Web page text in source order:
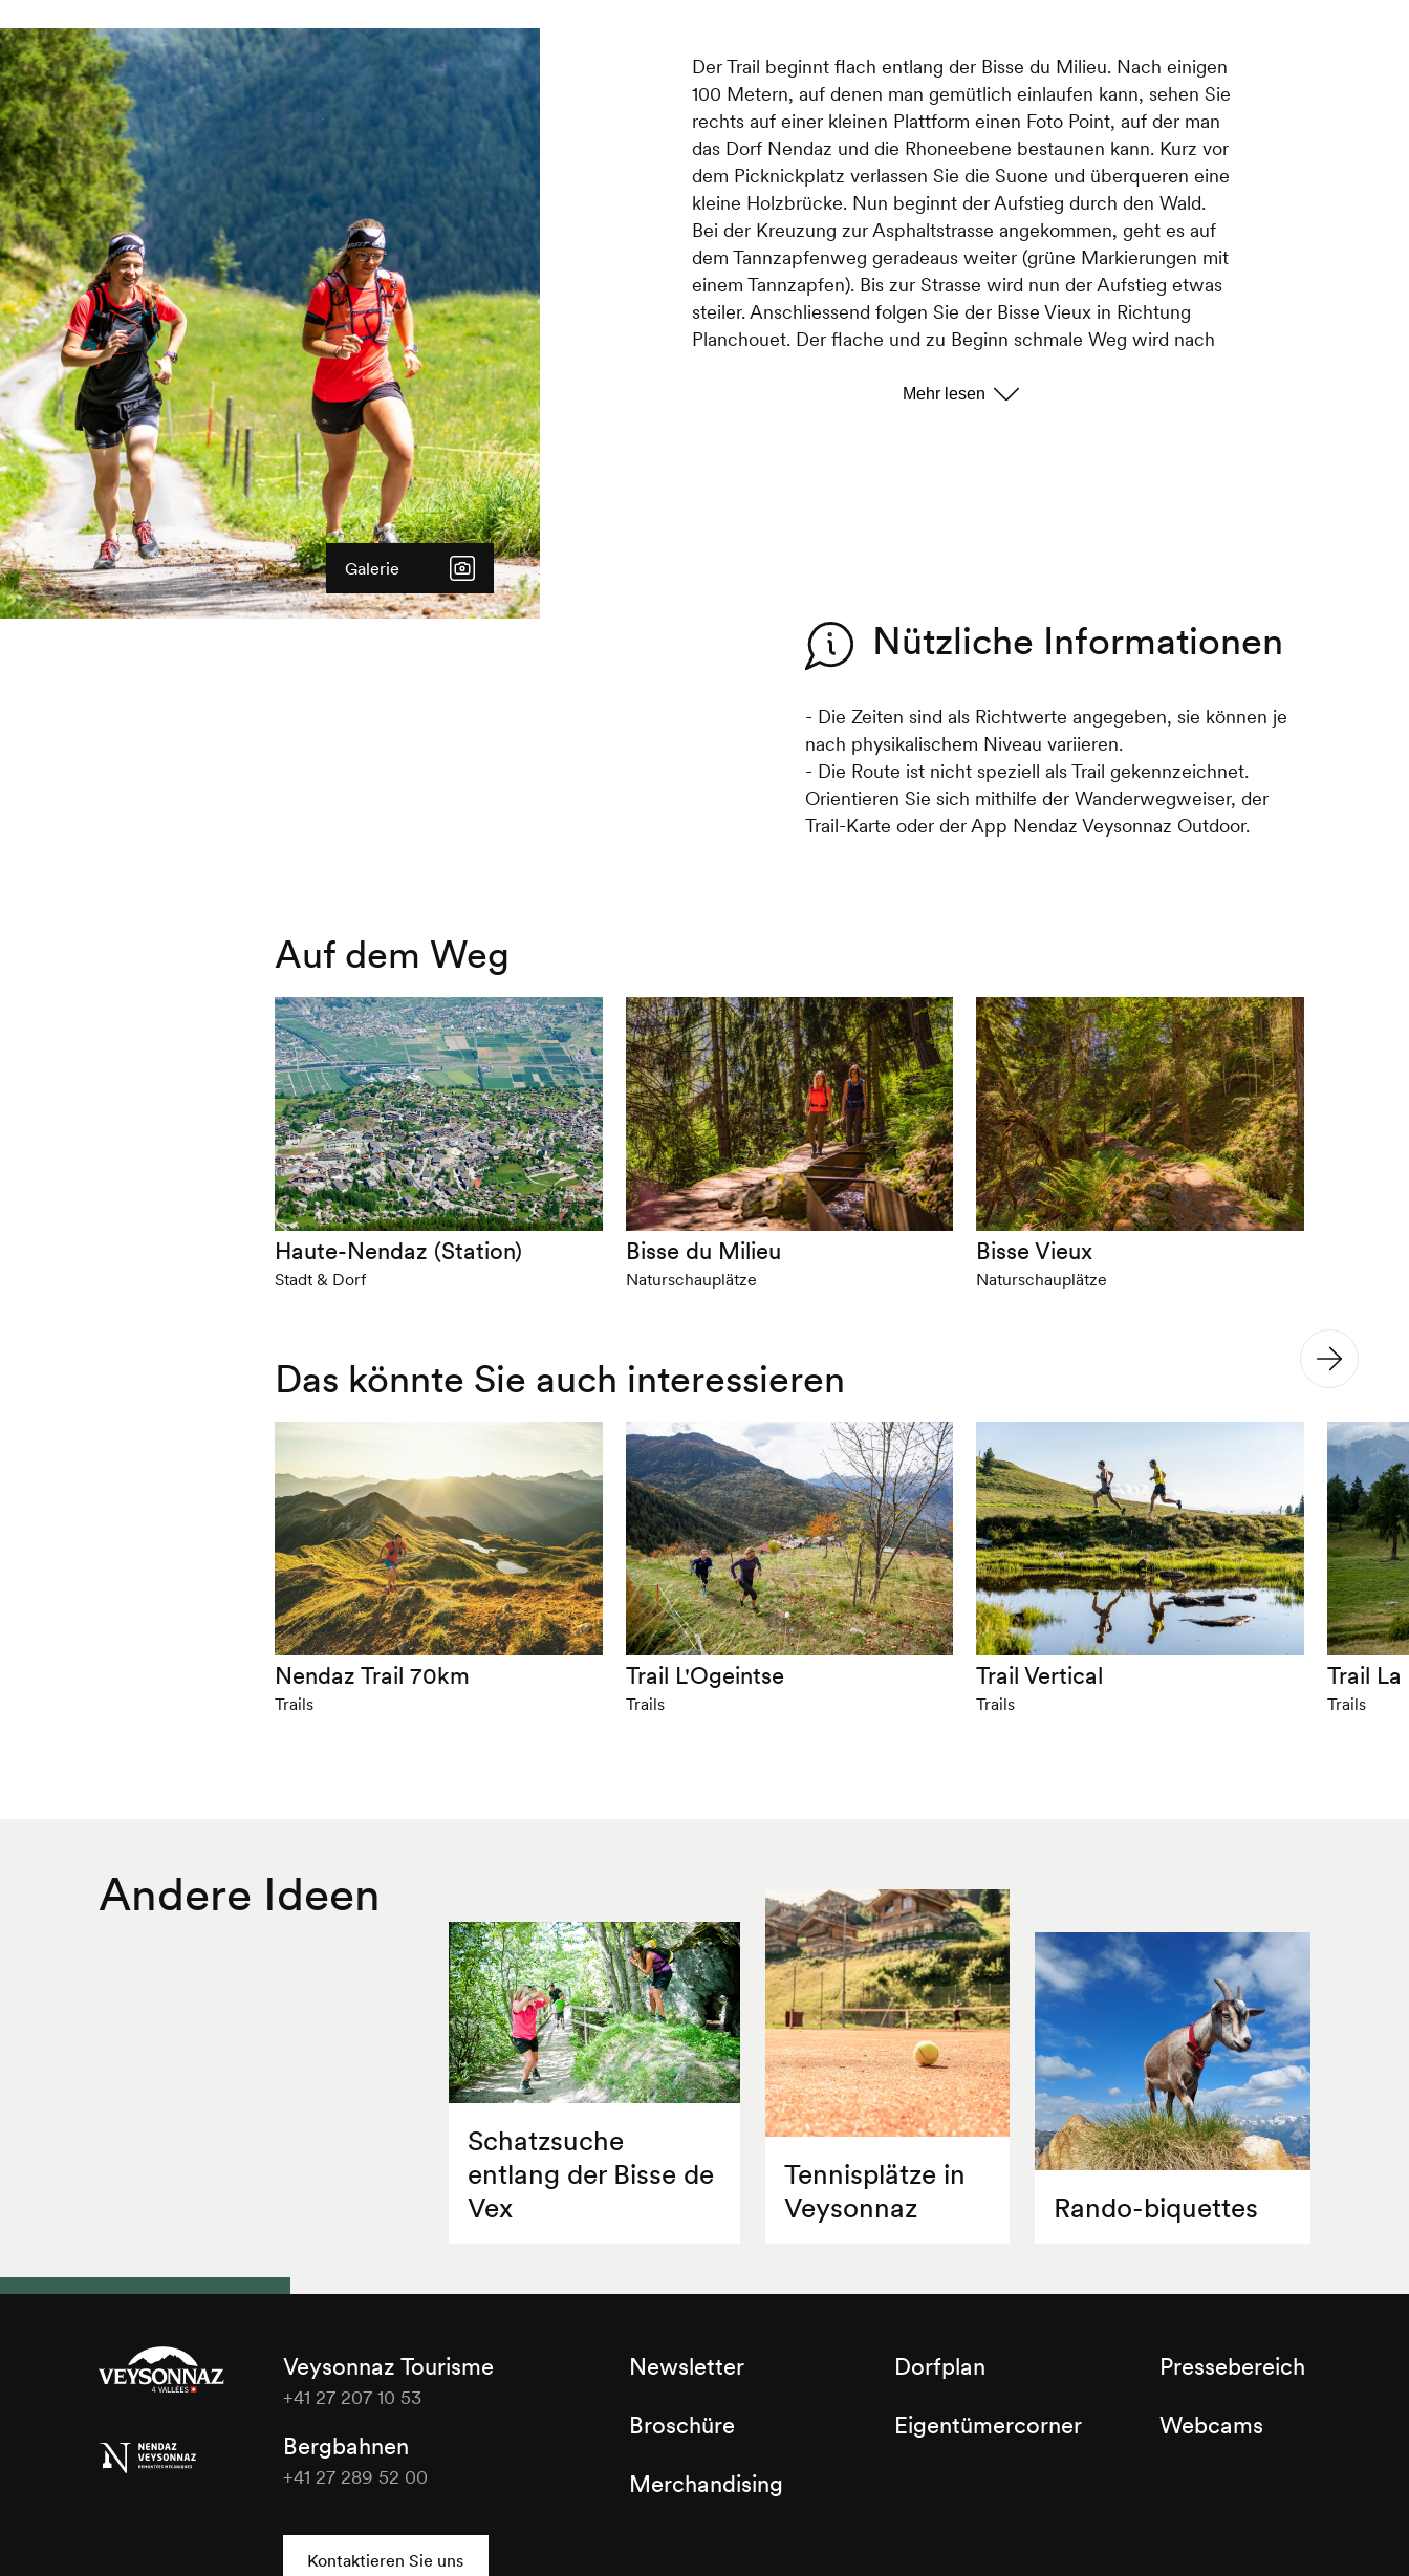
Galerie
Der Trail beginnt flach entlang der Bisse du Milieu. Nach einigen
100 Metern, auf denen man gemütlich einlaufen kann, sehen Sie
rechts auf einer kleinen Plattform einen Foto Point, auf der man
das Dorf Nendaz und die Rhoneebene bestaunen kann. Kurz vor
dem Picknickplatz verlassen Sie die Suone und überqueren eine
kleine Holzbrücke. Nun beginnt der Aufstieg durch den Wald.
Bei der Kreuzung zur Asphaltstrasse angekommen, geht es auf
dem Tannzapfenweg geradeaus weiter (grüne Markierungen mit
einem Tannzapfen). Bis zur Strasse wird nun der Aufstieg etwas
steiler. Anschliessend folgen Sie der Bisse Vieux in Richtung
Planchouet. Der flache und zu Beginn schmale Weg wird nach
Sie erreichen nun eine breite Schotterstrasse, bei der sich rechter
bis zur Strasse. Bei der Infotafel zu den Waldbewohnern zweigen
Sie auf den Kiesweg ab, dem Sie bis zur Kreuzung mit der
Skipiste folgen.
Ihr Abstieg beginnt auf einem breiten Pfad, der sich nach und
Nützliche Informationen
- Die Zeiten sind als Richtwerte angegeben, sie können je
nach physikalischem Niveau variieren.
- Die Route ist nicht speziell als Trail gekennzeichnet.
Orientieren Sie sich mithilfe der Wanderwegweiser, der
Trail-Karte oder der App Nendaz Veysonnaz Outdoor.
Auf dem Weg
Haute-Nendaz (Station)
Stadt & Dorf
Bisse du Milieu
Naturschauplätze
Bisse Vieux
Naturschauplätze
Das könnte Sie auch interessieren
Nendaz Trail 70km
Trails
Trail L'Ogeintse
Trails
Trail Vertical
Trails
Trail La
Trails
Andere Ideen
Schatzsuche
entlang der Bisse de
Vex
Tennisplätze in
Veysonnaz
Rando-biquettes
Tourisme
Veysonnaz Tourisme
+41 27 207 10 53
Bergbahnen
+41 27 289 52 00
Kontaktieren Sie uns
Newsletter
Broschüre
Merchandising
Dorfplan
Eigentümercorner
Pressebereich
Webcams